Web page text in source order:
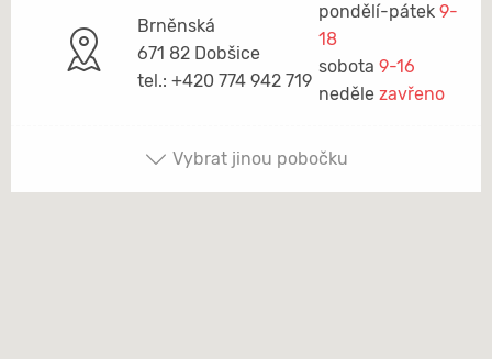
Brněnská
671 82 Dobšice
tel.: +420 774 942 719
pondělí-pátek 9-
18
sobota 9-16
neděle zavřeno
Vybrat jinou pobočku